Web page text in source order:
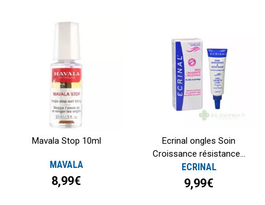
Mavala Stop 10ml
MAVALA
8,99€
Ecrinal ongles Soin
Croissance résistance...
ECRINAL
9,99€